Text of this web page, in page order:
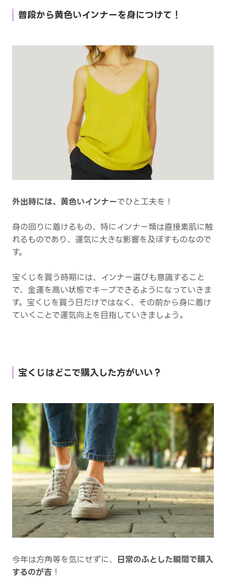
普段から黄色いインナーを身につけて！
外出時には、黄色いインナーでひと工夫を！
身の回りに着けるもの、特にインナー類は直接素肌に触
れるものであり、運気に大きな影響を及ぼすものなので
す。
宝くじを買う時期には、インナー選びも意識すること
で、金運を高い状態でキープできるようになっていきま
す。宝くじを買う日だけではなく、その前から身に着け
ていくことで運気向上を目指していきましょう。
宝くじはどこで購入した方がいい？
今年は方角等を気にせずに、 日常のふとした瞬間で購入
するのが吉 ！